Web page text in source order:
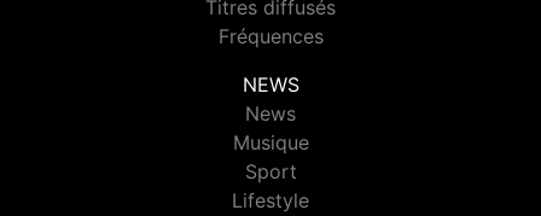
Titres diffusés
Fréquences
NEWS
News
Musique
Sport
Lifestyle